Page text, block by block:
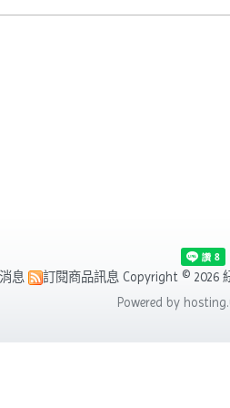
息 訂閱商品訊息 Copyright © 2026
Powered by